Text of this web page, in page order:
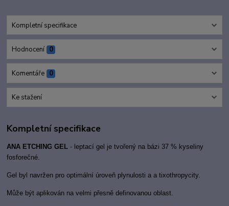
Kompletní specifikace
Hodnocení 0
Komentáře 0
Ke stažení
Kompletní specifikace
ANA ETCHING GEL - leptací gel je tvořený na bázi 37 % kyseliny
fosforečné.
Gel byl navržen pro optimální úroveň plynulosti a a tixothropycity.
Může být aplikován na velmi přesně definovanou oblast.